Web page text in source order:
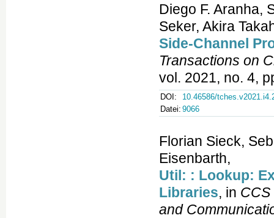
Diego F. Aranha,
Seker, Akira
Side-Channel
Transactions on
vol. 2021, no. 4,
DOI:
10.46586/
Datei: 9066
Florian Sieck,
Eisenbarth,
Util: : Lookup:
Libraries, in CCS
and